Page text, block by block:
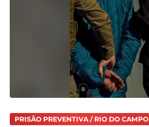
PRISÃO PREVENTIVA / RIO DO CAMPO